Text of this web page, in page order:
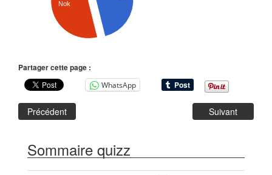
Nok
Partager cette page :
WhatsApp
Précédent Suivant
Sommaire quizz